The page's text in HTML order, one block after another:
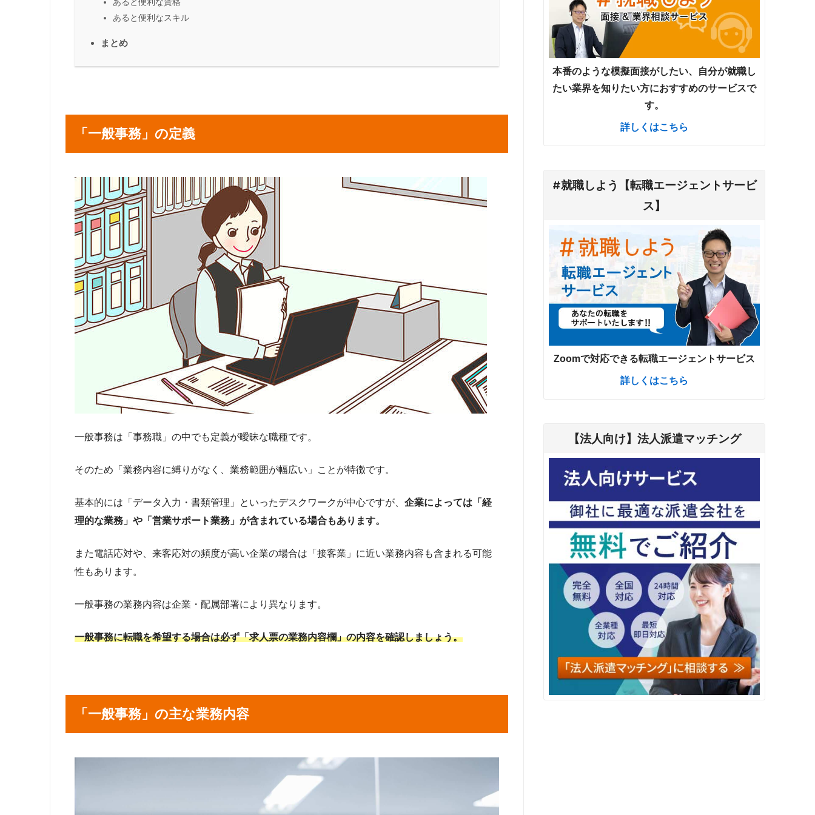
あると便利なスキル
まとめ
「一般事務」の定義
一般事務は「事務職」の中でも定義が曖昧な職種です。
そのため「業務内容に縛りがなく、業務範囲が幅広い」ことが特徴です。
基本的には「データ入力・書類管理」といったデスクワークが中心ですが、 企業によっては「経
理的な業務」や「営業サポート業務」が含まれている場合もあります。
また電話応対や、来客応対の頻度が高い企業の場合は「接客業」に近い業務内容も含まれる可能
性もあります。
一般事務の業務内容は企業・配属部署により異なります。
一般事務に転職を希望する場合は必ず「求人票の業務内容欄」の内容を確認しましょう。
「一般事務」の主な業務内容
本番のような模擬面接がしたい、自分が就職し
たい業界を知りたい方におすすめのサービスで
す。
詳しくはこちら
#就職しよう【転職エージェントサービ
ス】
Zoomで対応できる転職エージェントサービス
詳しくはこちら
【法人向け】法人派遣マッチング